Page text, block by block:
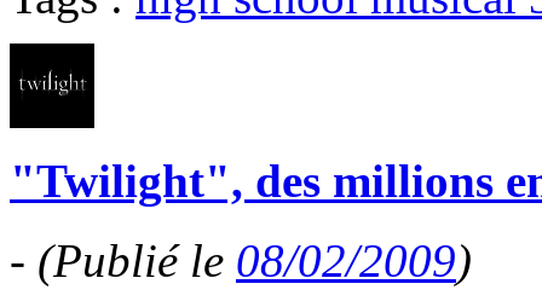
"Twilight", des millions
- (Publié le 08/02/2009)